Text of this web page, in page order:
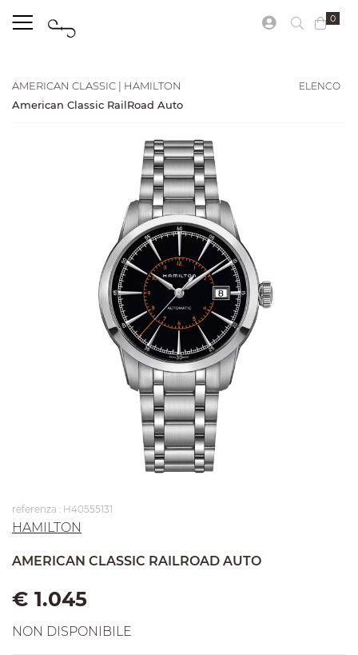
0
AMERICAN CLASSIC | HAMILTON
American Classic RailRoad Auto
ELENCO
referenza : H40555131
HAMILTON
AMERICAN CLASSIC RAILROAD AUTO
€ 1.045
NON DISPONIBILE